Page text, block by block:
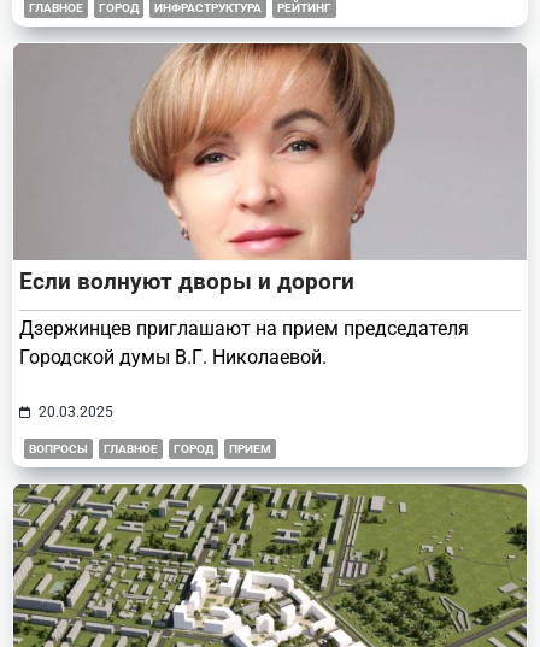
ГЛАВНОЕ ГОРОД ИНФРАСТРУКТУРА РЕЙТИНГ
Если волнуют дворы и дороги
Дзержинцев приглашают на прием председателя
Городской думы В.Г. Николаевой.
20.03.2025
ВОПРОСЫ ГЛАВНОЕ ГОРОД ПРИЕМ